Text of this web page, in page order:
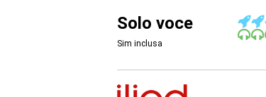
Solo voce
Sim inclusa